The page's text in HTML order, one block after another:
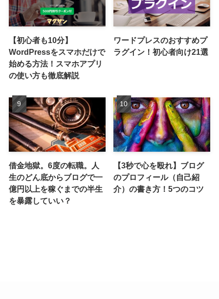
【初心者も10分】
WordPressをスマホだけで
始める方法！スマホアプリ
の使い方も徹底解説
ワードプレスのおすすめプ
ラグイン！初心者向け21選
借金地獄。6度の転職。人
生のどん底からブログで一
億円以上を稼ぐまでの半生
を暴露していい？
【3秒で心を殴れ】ブログ
のプロフィール（自己紹
介）の書き方！5つのコツ